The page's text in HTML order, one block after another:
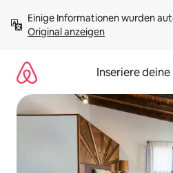
Inhalten
springenOriginal anzeigen
Inseriere